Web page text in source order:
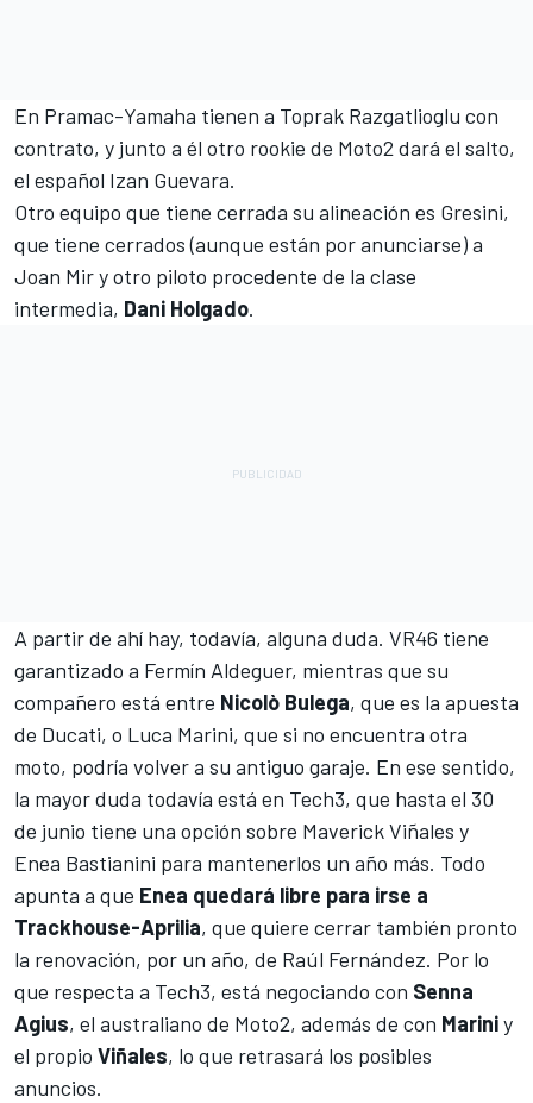
En Pramac-Yamaha tienen a Toprak Razgatlioglu con
contrato, y junto a él otro rookie de Moto2 dará el salto,
el español Izan Guevara.
Otro equipo que tiene cerrada su alineación es Gresini,
que tiene cerrados (aunque están por anunciarse) a
Joan Mir y otro piloto procedente de la clase
intermedia, Dani Holgado.
A partir de ahí hay, todavía, alguna duda. VR46 tiene
garantizado a Fermín Aldeguer, mientras que su
compañero está entre Nicolò Bulega, que es la apuesta
de Ducati, o Luca Marini, que si no encuentra otra
moto, podría volver a su antiguo garaje. En ese sentido,
la mayor duda todavía está en Tech3, que hasta el 30
de junio tiene una opción sobre Maverick Viñales y
Enea Bastianini para mantenerlos un año más. Todo
apunta a que Enea quedará libre para irse a
Trackhouse-Aprilia, que quiere cerrar también pronto
la renovación, por un año, de Raúl Fernández. Por lo
que respecta a Tech3, está negociando con Senna
Agius, el australiano de Moto2, además de con Mariniy
el propio Viñales, lo que retrasará los posibles
anuncios.